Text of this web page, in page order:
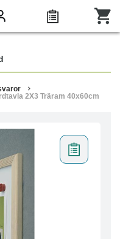
2X3 Träram 40x60cm